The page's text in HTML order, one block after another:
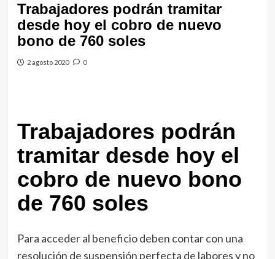
Trabajadores podrán tramitar
desde hoy el cobro de nuevo
bono de 760 soles
2 agosto 2020 0
Trabajadores podrán
tramitar desde hoy el
cobro de nuevo bono
de 760 soles
Para acceder al beneficio deben contar con una
resolución de suspensión perfecta de labores y no